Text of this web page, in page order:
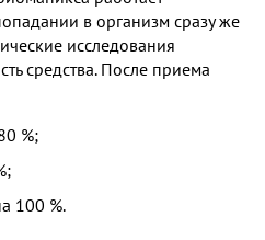
в организм сразу же
исследования
средства. После приема
%;
100 %.